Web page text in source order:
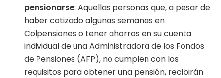
pensionarse: Aquellas personas que, a pesar de
haber cotizado algunas semanas en
Colpensiones o tener ahorros en su cuenta
individual de una Administradora de los Fondos
de Pensiones (AFP), no cumplen con los
requisitos para obtener una pensión, recibirán